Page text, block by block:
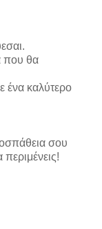
που θα
ένα καλύτερο
σου